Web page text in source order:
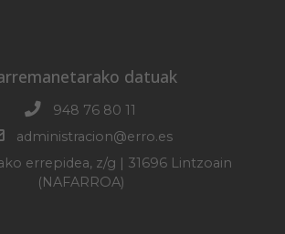
datuak
948 76 80 11
administracion@erro.es
errepidea, z/g | 31696 Lintzoain
(NAFARROA)